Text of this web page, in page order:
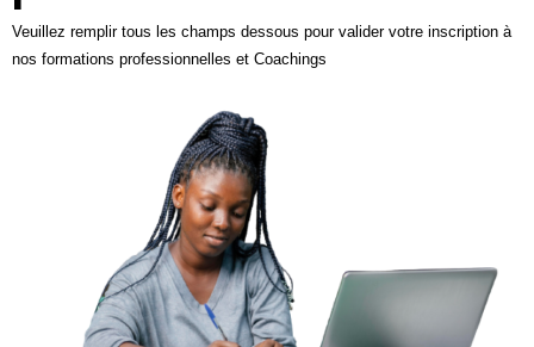
Veuillez remplir tous les champs dessous pour valider votre inscription à
nos formations professionnelles et Coachings